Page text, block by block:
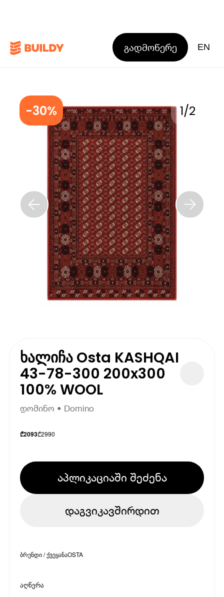
გადმოწერე EN
-30% 1/2
ხალიჩა Osta KASHQAI
43-78-300 200x300
100% WOOL
დომინო • Domino
₾2093₾2990
აპლიკაციაში შეძენა
დაგვიკავშირდით
ბრენდი / ქვეყანაOSTA
აღწერა